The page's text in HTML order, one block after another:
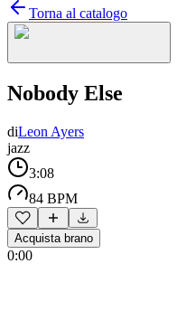
Torna al catalogo
Nobody Else
diLeon Ayers
jazz
3:08
84 BPM
Acquista brano
0:00